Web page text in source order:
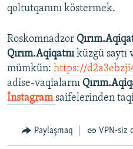
qoltutqanını köstermek.
Roskomnadzor
Qırım.Aqiqatnıküzgü saytı
mümkün: https://
adise-vaqialarnı
İnstagramsaifelerinden
Paylaşmaq VPN-siz